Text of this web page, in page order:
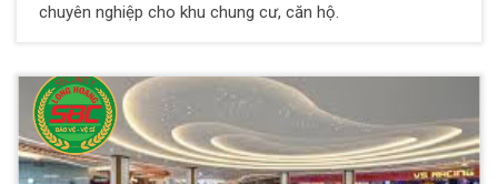
chuyên nghiệp cho khu chung cư, căn hộ.